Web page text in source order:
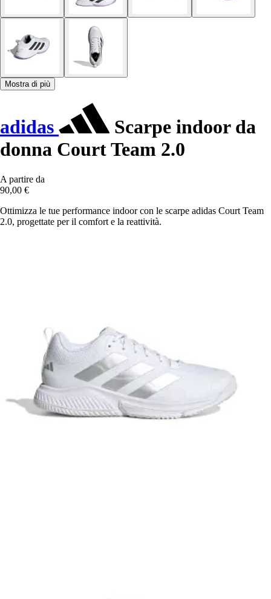
Mostra di più
adidas
Scarpe indoor da
donna Court Team 2.0
A partire da
90,00 €
Ottimizza le tue performance indoor con le scarpe adidas Court Team
2.0, progettate per il comfort e la reattività.